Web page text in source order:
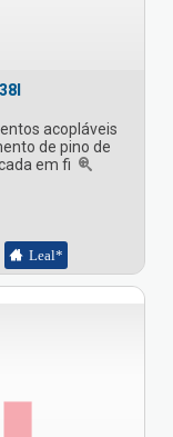
acopláveis
de pino de
em fi
Leal*